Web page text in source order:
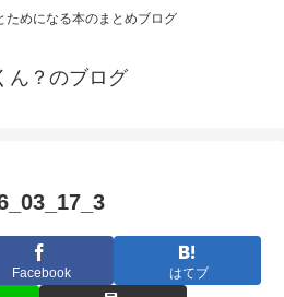
ためになる本のまとめブログ
ん？のブログ
Facebook はてブ